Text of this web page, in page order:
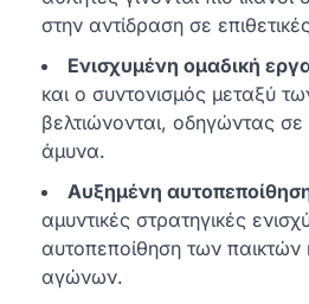
στην αντίδραση σε
Ενισχυμένη ομαδική
και ο συντονισμός μεταξύ
βελτιώνονται, οδηγώντας σε
άμυνα.
Αυξημένη
αμυντικές στρατηγικές
αυτοπεποίθηση των παικτών
αγώνων.